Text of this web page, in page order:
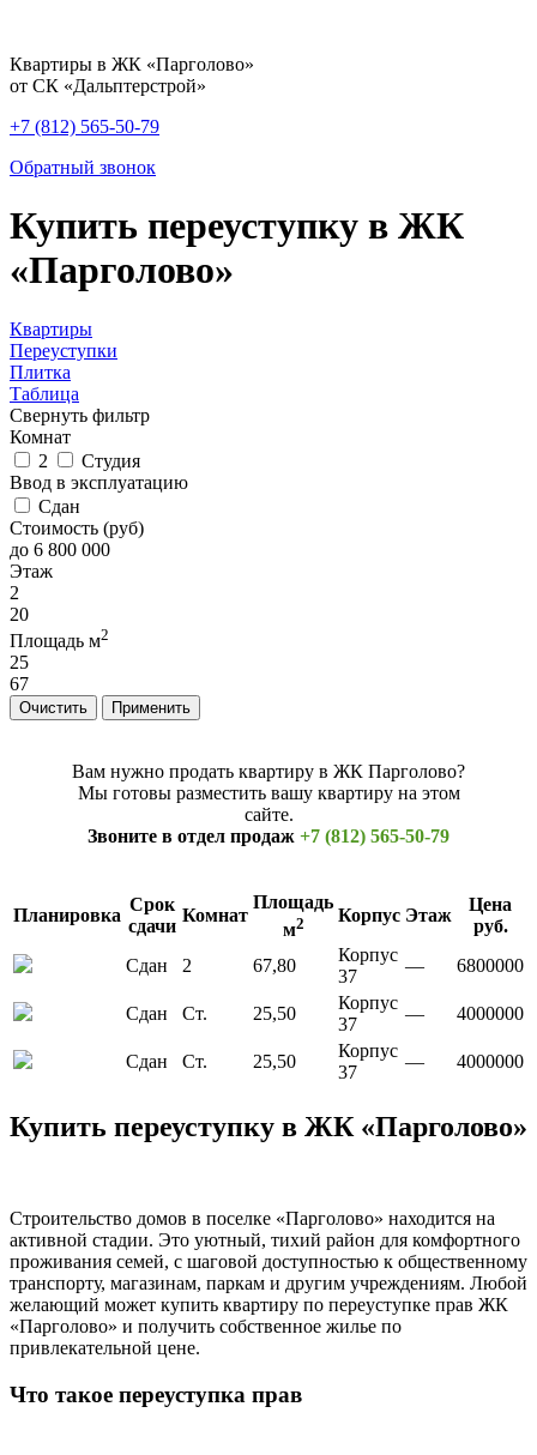
Квартиры в ЖК «Парголово»
от СК «Дальптерстрой»
+7 (812) 565-50-79
Обратный звонок
Купить переуступку в ЖК
«Парголово»
Квартиры
Переуступки
Плитка
Таблица
Свернуть фильтр
Комнат
2
Студия
Ввод в эксплуатацию
Сдан
Стоимость (руб)
до 6 800 000
Этаж
2
20
Площадь м2
25
67
Вам нужно продать квартиру в ЖК Парголово?
Мы готовы разместить вашу квартиру на этом
сайте.
Звоните в отдел продаж +7 (812) 565-50-79
Планировка
Срок
сдачи
Комнат
Площадь
м2 Корпус Этаж
Цена
руб.
Сдан
2 67,80
Корпус
37
— 6800000
Сдан Ст. 25,50
Корпус
37
— 4000000
Сдан Ст. 25,50
Корпус
37
— 4000000
Купить переуступку в ЖК «Парголово»
Строительство домов в поселке «Парголово» находится на
активной стадии. Это уютный, тихий район для комфортного
проживания семей, с шаговой доступностью к общественному
транспорту, магазинам, паркам и другим учреждениям. Любой
желающий может купить квартиру по переуступке прав ЖК
«Парголово» и получить собственное жилье по
привлекательной цене.
Что такое переуступка прав